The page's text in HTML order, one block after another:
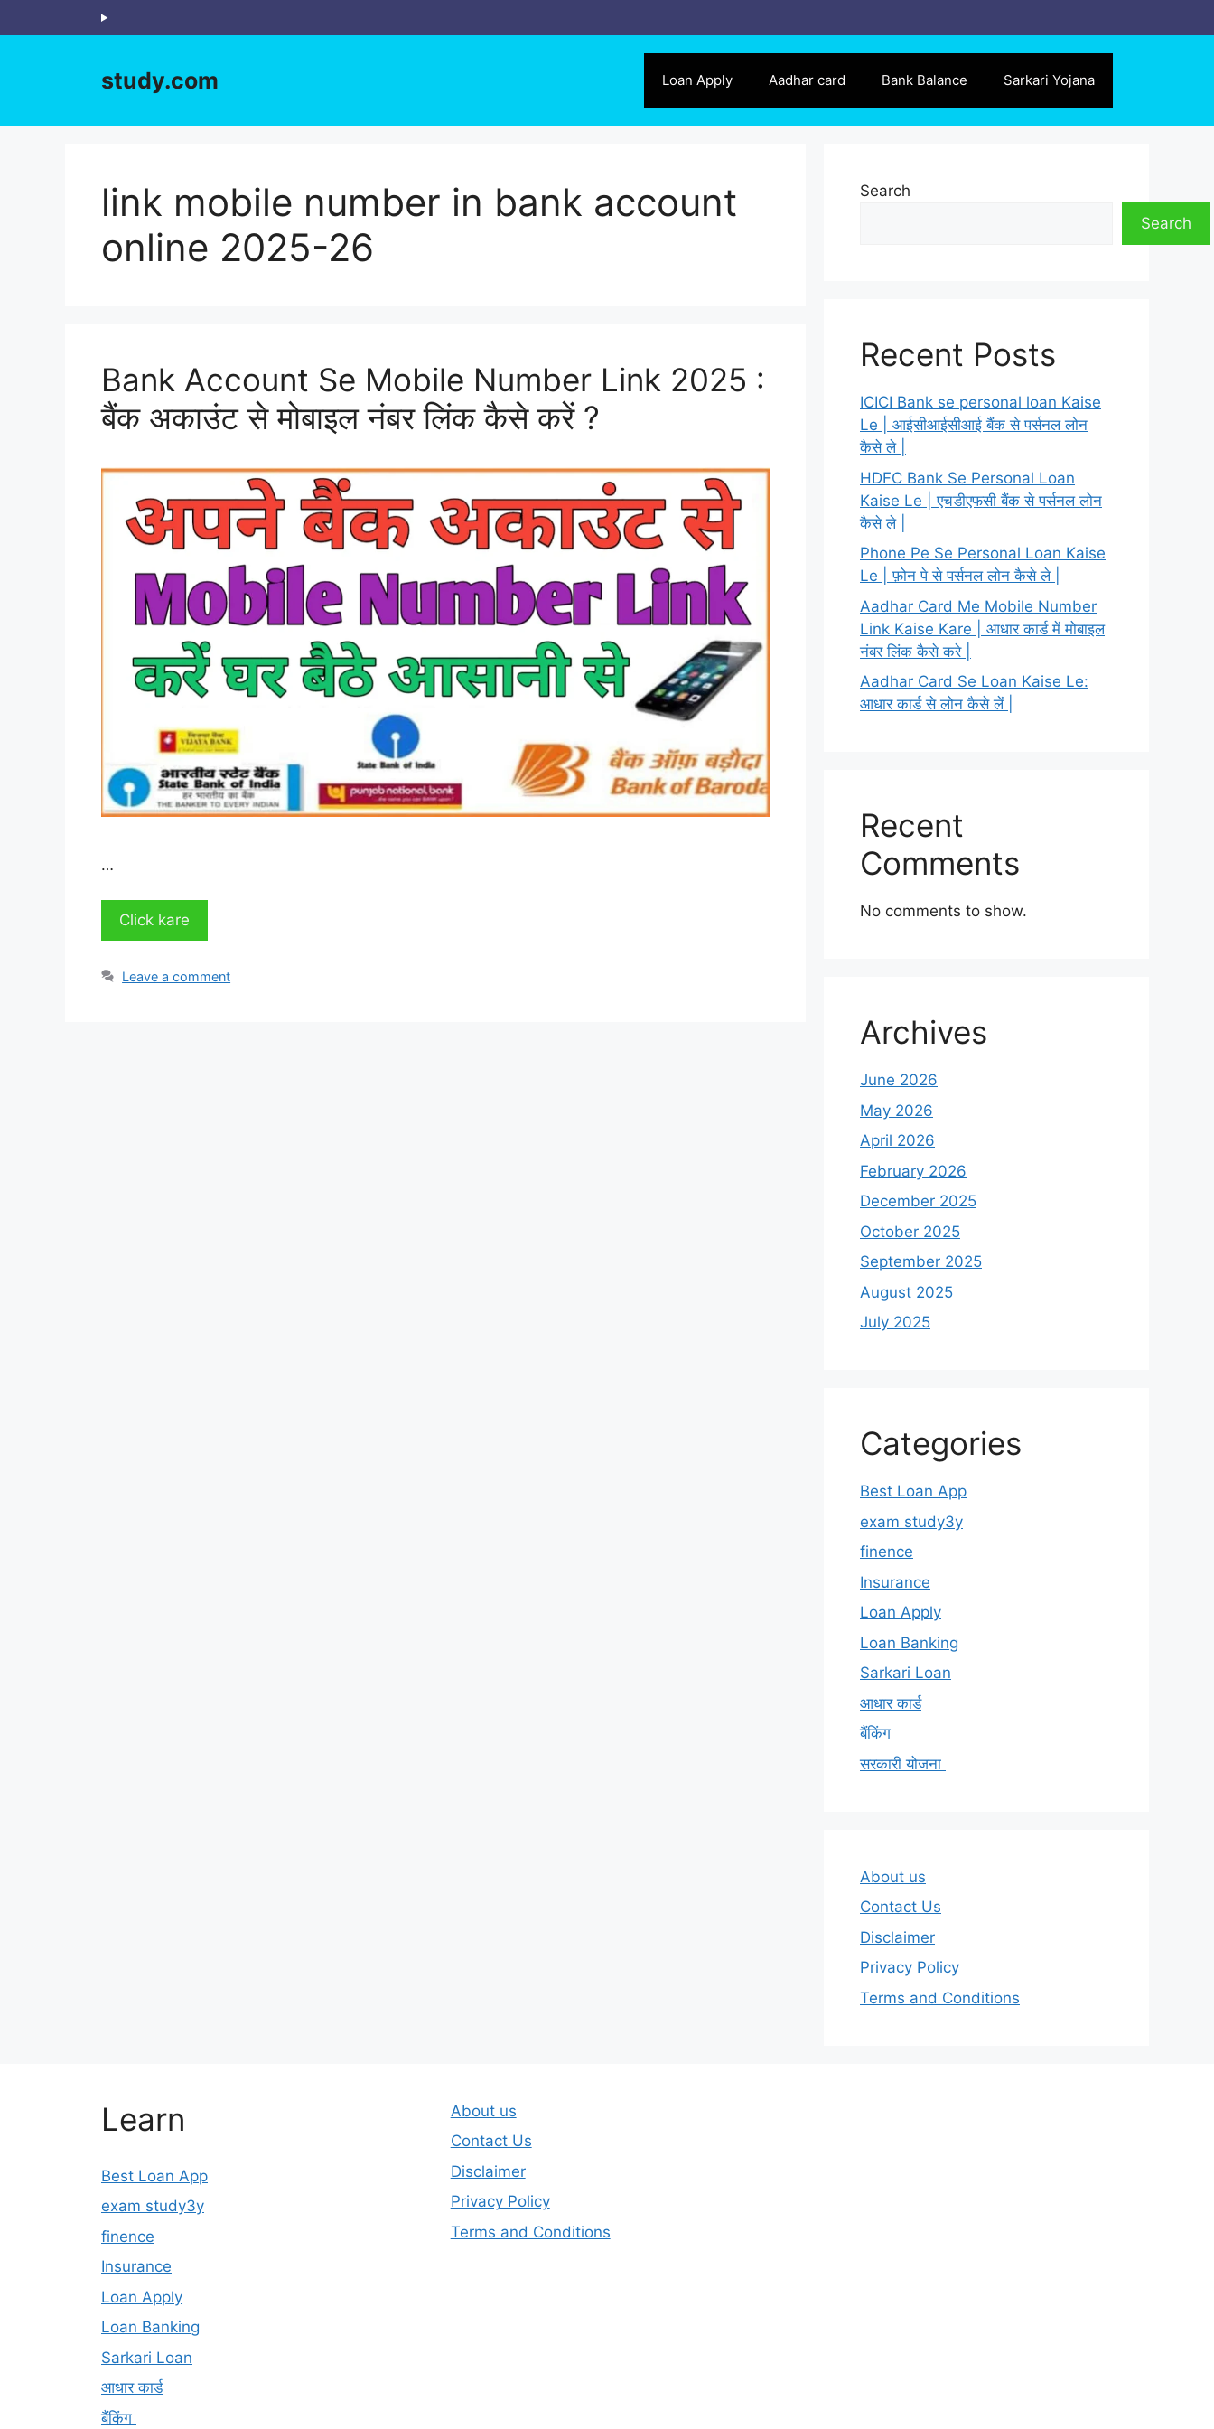
to
study.com Loan Apply Aadhar card Bank Balance Sarkari Yojana
link mobile number in bank account
online 2025-26
Bank Account Se Mobile Number Link 2025 :
बैंक अकाउंट से मोबाइल नंबर लिंक कैसे करें ?
…
Click kare
Leave a comment
Search
Search
Recent Posts
ICICI Bank se personal loan Kaise
Le | आईसीआईसीआई बैंक से पर्सनल लोन
कैसे ले |
HDFC Bank Se Personal Loan
Kaise Le | एचडीएफसी बैंक से पर्सनल लोन
कैसे ले |
Phone Pe Se Personal Loan Kaise
Le | फ़ोन पे से पर्सनल लोन कैसे ले |
Aadhar Card Me Mobile Number
Link Kaise Kare | आधार कार्ड में मोबाइल
नंबर लिंक कैसे करे |
Aadhar Card Se Loan Kaise Le:
आधार कार्ड से लोन कैसे लें |
Recent
Comments
No comments to show.
Archives
June 2026
May 2026
April 2026
February 2026
December 2025
October 2025
September 2025
August 2025
July 2025
Categories
Best Loan App
exam study3y
finence
Insurance
Loan Apply
Loan Banking
Sarkari Loan
आधार कार्ड
बैंकिंग
सरकारी योजना
About us
Contact Us
Disclaimer
Privacy Policy
Terms and Conditions
Learn
Best Loan App
exam study3y
finence
Insurance
Loan Apply
Loan Banking
Sarkari Loan
आधार कार्ड
बैंकिंग
About us
Contact Us
Disclaimer
Privacy Policy
Terms and Conditions